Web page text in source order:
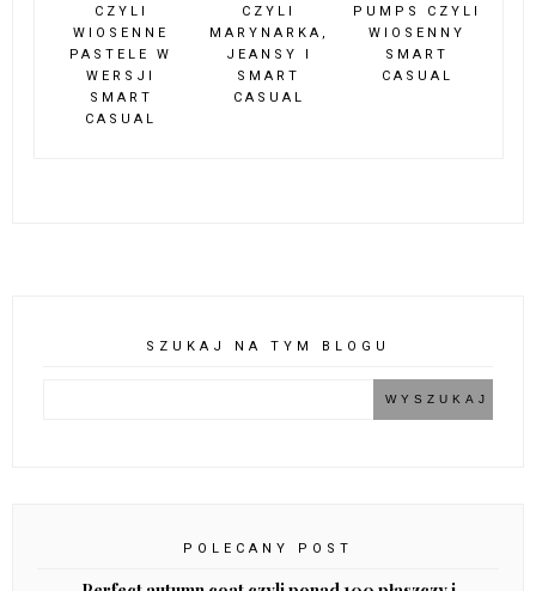
CZYLI
WIOSENNE
PASTELE W
WERSJI
SMART
CASUAL
CZYLI
MARYNARKA,
JEANSY I
SMART
CASUAL
PUMPS CZYLI
WIOSENNY
SMART
CASUAL
SZUKAJ NA TYM BLOGU
POLECANY POST